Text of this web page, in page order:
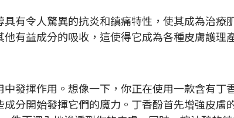
有令人驚異的抗炎和鎮痛特性，使其成為治療
有益成分的吸收，這使得它成為各種皮膚護理
發揮作用。想像一下，你正在使用一款含有丁
分開始發揮它們的魔力。丁香酚首先增強皮膚